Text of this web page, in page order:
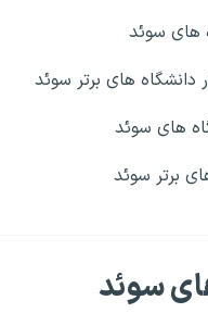
های سوئد
دانشگاه های برتر سوئد
های سوئد
برتر سوئد
سوئد